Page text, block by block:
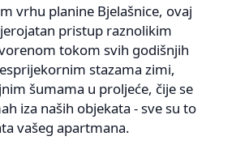
vrhu planine Bjelašnice, ovaj
pristup raznolikim
tokom svih godišnjih
stazama zimi,
šumama u proljeće, čije se
iza naših objekata - sve su to
vašeg apartmana.